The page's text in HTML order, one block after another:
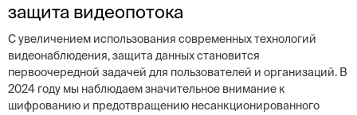
защита видеопотока
С увеличением использования современных технологий
видеонаблюдения, защита данных становится
первоочередной задачей для пользователей и организаций. В
2024 году мы наблюдаем значительное внимание к
шифрованию и предотвращению несанкционированного